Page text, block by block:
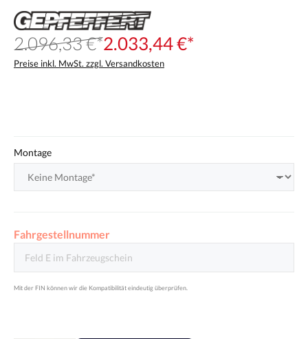
2.033,44 €*
2.096,33 €*
Preise inkl. MwSt. zzgl. Versandkosten
Montage
Fahrgestellnummer